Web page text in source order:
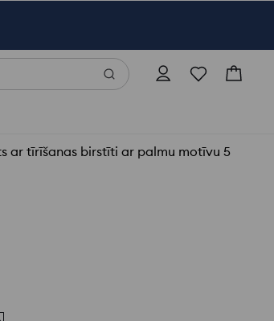
ar tīrīšanas birstīti ar palmu motīvu 5